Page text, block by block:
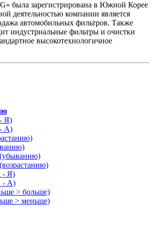
была зарегистрирована в Южной Корее
деятельностью компании является
автомобильных фильтров. Также
индустриальные фильтры и очистки
высокотехнологичное
Я)
A)
- Я)
- A)
> больше)
> меньше)